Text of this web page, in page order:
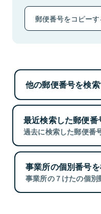
郵便番号をコピーす
他の郵便番号を検
最近検索した郵便番
過去に検索した郵便番
事業所の個別番号
事業所の７けたの個別